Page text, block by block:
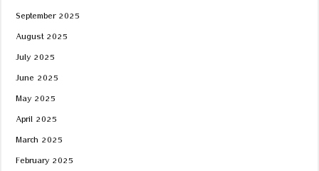
September 2025
August 2025
July 2025
June 2025
May 2025
April 2025
March 2025
February 2025